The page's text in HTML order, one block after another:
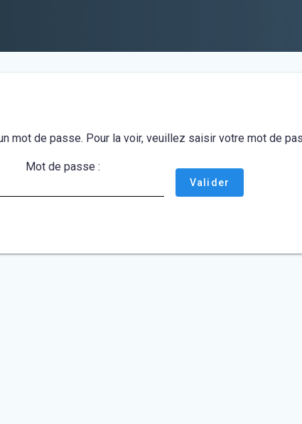
mot de passe. Pour la voir, veuillez saisir votre mot de
Mot de passe :